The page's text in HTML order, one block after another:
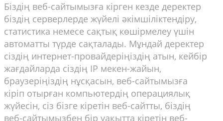
Біздің веб-сайтымызға кірген кезде деректер
біздің серверлерде жүйелі әкімшіліктендіру,
статистика немесе сақтық көшірмелеу үшін
автоматты түрде сақталады. Мұндай деректер
сіздің интернет-провайдеріңіздің атын, кейбір
жағдайларда сіздің ІР мекен-жайын,
браузеріңіздің нұсқасын, веб-сайтымызға
кіріп отырған компьютердің операциялық
жүйесін, сіз бізге кіретін веб-сайтты, біздің
веб-сайтымызбен бір уақытта кіретін веб-